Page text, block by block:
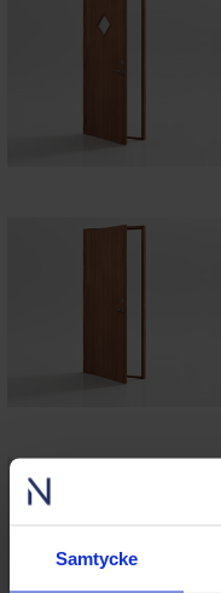
Samtycke